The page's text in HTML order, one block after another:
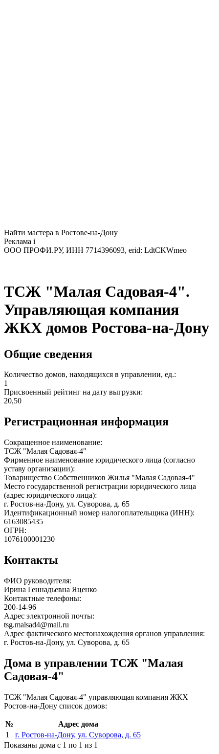
Найти мастера в Ростове-на-Дону
Реклама i
ООО ПРОФИ.РУ, ИНН 7714396093, erid: LdtCKWmeo
ТСЖ "Малая Садовая-4".
Управляющая компания
ЖКХ домов Ростова-на-Дону
Общие сведения
Количество домов, находящихся в управлении, ед.:
1
Присвоенный рейтинг на дату выгрузки:
20,50
Регистрационная информация
Сокращенное наименование:
ТСЖ "Малая Садовая-4"
Фирменное наименование юридического лица (согласно
уставу организации):
Товарищество Собственников Жилья "Малая Садовая-4"
Место государственной регистрации юридического лица
(адрес юридического лица):
г. Ростов-на-Дону, ул. Суворова, д. 65
Идентификационный номер налогоплательщика (ИНН):
6163085435
ОГРН:
1076100001230
Контакты
ФИО руководителя:
Ирина Геннадьевна Яценко
Контактные телефоны:
200-14-96
Адрес электронной почты:
tsg.malsad4@mail.ru
Адрес фактического местонахождения органов управления:
г. Ростов-на-Дону, ул. Суворова, д. 65
Дома в управлении ТСЖ "Малая
Садовая-4"
ТСЖ "Малая Садовая-4" управляющая компания ЖКХ
Ростов-на-Дону список домов:
№
Адрес дома
1
г. Ростов-на-Дону, ул. Суворова, д. 65
Показаны дома с 1 по 1 из 1